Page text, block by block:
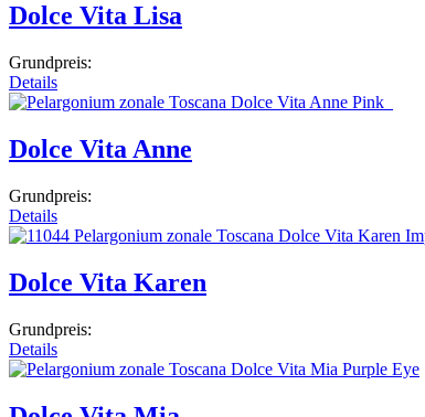
Dolce Vita Lisa
Grundpreis:
Details
Dolce Vita Anne
Grundpreis:
Details
Dolce Vita Karen
Grundpreis:
Details